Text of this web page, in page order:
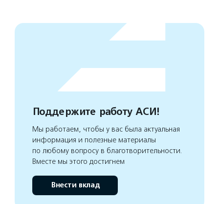
Поддержите работу АСИ!
Мы работаем, чтобы у вас была актуальная
информация и полезные материалы
по любому вопросу в благотворительности.
Вместе мы этого достигнем
Внести вклад